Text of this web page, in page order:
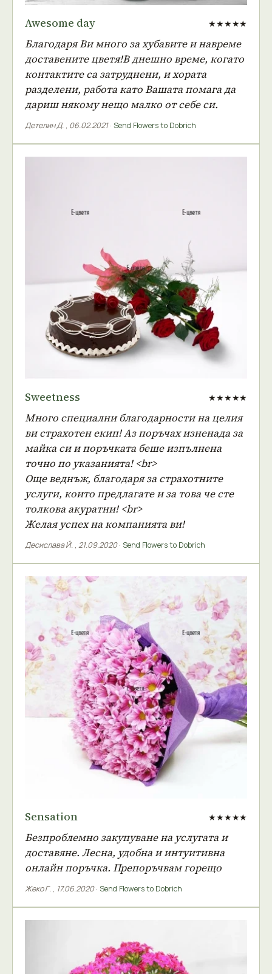
Awesome day ★★★★★
Благодаря Ви много за хубавите и навреме
доставените цветя!В днешно време, когато
контактите са затруднени, и хората
разделени, работа като Вашата помага да
дариш някому нещо малко от себе си.
Детелин Д. , 06.02.2021· Send Flowers to Dobrich
Sweetness ★★★★★
Много специални благодарности на целия
ви страхотен екип! Аз поръчах изненада за
майка си и поръчката беше изпълнена
точно по указанията! <br>
Още веднъж, благодаря за страхотните
услуги, които предлагате и за това че сте
толкова акуратни! <br>
Желая успех на компанията ви!
Десислава Й. , 21.09.2020· Send Flowers to Dobrich
Sensation ★★★★★
Безпроблемно закупуване на услугата и
доставяне. Лесна, удобна и интуитивна
онлайн поръчка. Препоръчвам горещо
Жеко Г. , 17.06.2020· Send Flowers to Dobrich